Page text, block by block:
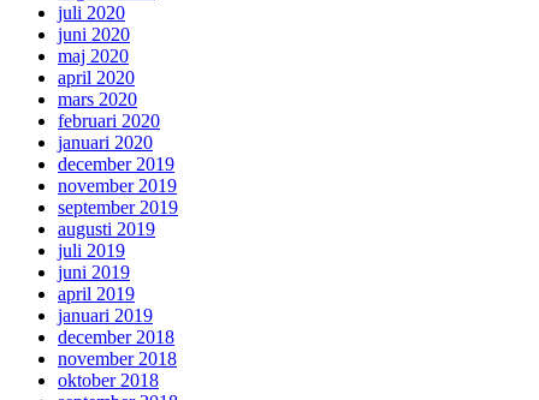
juli 2020
juni 2020
maj 2020
april 2020
mars 2020
februari 2020
januari 2020
december 2019
november 2019
september 2019
augusti 2019
juli 2019
juni 2019
april 2019
januari 2019
december 2018
november 2018
oktober 2018